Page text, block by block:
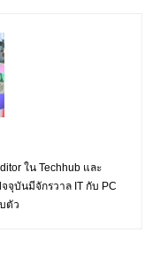
ใน Techhub และ
จุบันมีจักรวาล IT กับ PC
ตัว